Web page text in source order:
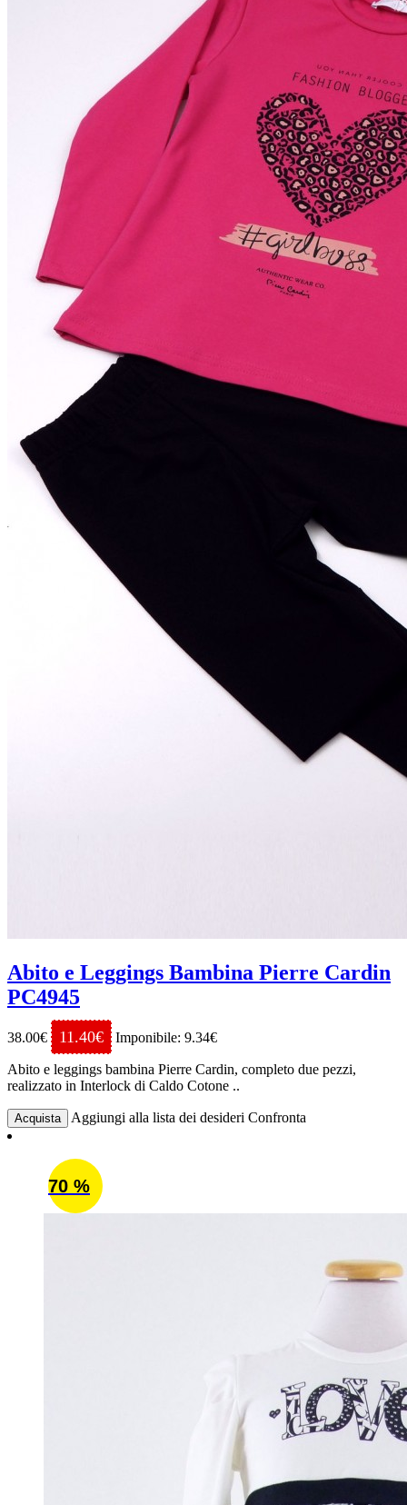
Abito e Leggings Bambina Pierre Cardin
PC4945
38.00€ 11.40€ Imponibile: 9.34€
Abito e leggings bambina Pierre Cardin, completo due pezzi,
realizzato in Interlock di Caldo Cotone ..
Acquista Aggiungi alla lista dei desideri Confronta
70 %